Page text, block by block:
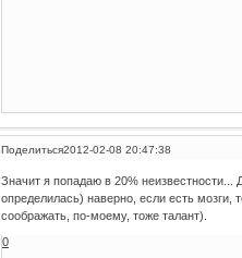
Поделиться2012-02-08 20:47:38
Значит я попадаю в 20%
определилась) наверно, если есть мозги,
соображать, по-моему, тоже талант).
0